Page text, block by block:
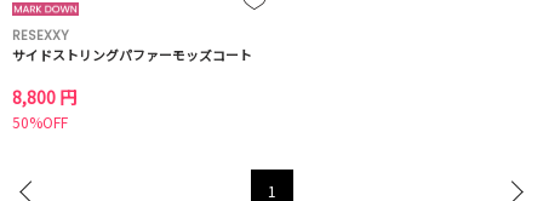
RESEXXY
サイドストリングパファーモッズコート
8,800 円
50%OFF
1